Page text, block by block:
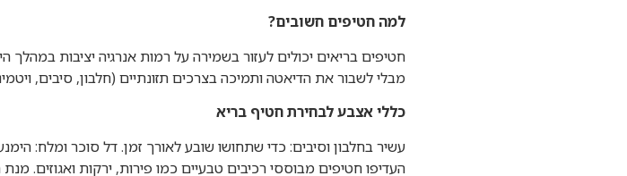
למה חטיפים חשובים?
חטיפים בריאים יכולים לעזור בשמירה על רמות אנרגיה יציבות
מבלי לשבור את הדיאטה ותמיכה בצרכים תזונתיים (חלבון, סיבים,
כללי אצבע לבחירת חטיף בריא
עשיר בחלבון וסיבים: כדי שתחושו שובע לאורך זמן. דל סוכר ומלח: